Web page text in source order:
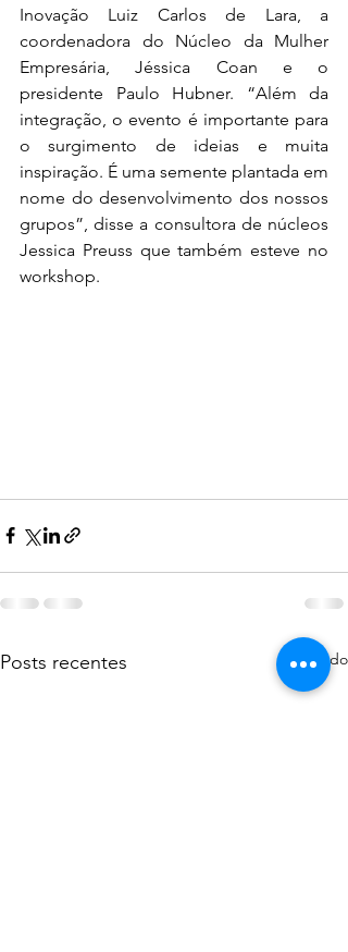
Inovação Luiz Carlos de Lara, a
coordenadora do Núcleo da Mulher
Empresária, Jéssica Coan e o
presidente Paulo Hubner. “Além da
integração, o evento é importante para
o surgimento de ideias e muita
inspiração. É uma semente plantada em
nome do desenvolvimento dos nossos
grupos”, disse a consultora de núcleos
Jessica Preuss que também esteve no
workshop.
Posts recentes Ver tudo